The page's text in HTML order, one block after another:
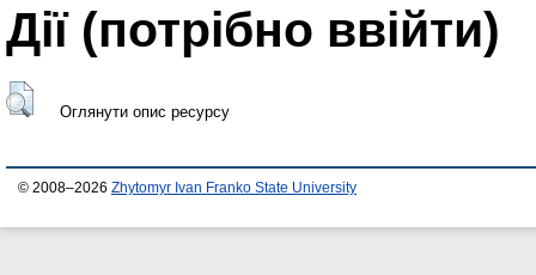
Дії ​​(потрібно ввійти)
Оглянути опис ресурсу
© 2008–2026 Zhytomyr Ivan Franko State University